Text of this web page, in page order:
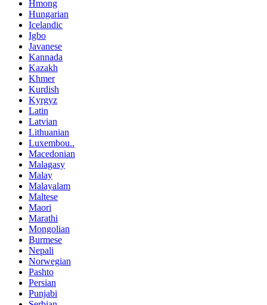
Hmong
Hungarian
Icelandic
Igbo
Javanese
Kannada
Kazakh
Khmer
Kurdish
Kyrgyz
Latin
Latvian
Lithuanian
Luxembou..
Macedonian
Malagasy
Malay
Malayalam
Maltese
Maori
Marathi
Mongolian
Burmese
Nepali
Norwegian
Pashto
Persian
Punjabi